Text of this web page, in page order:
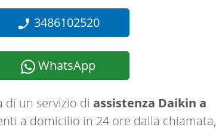
3486102520
WhatsApp
di un servizio di assistenza Daikin a
a domicilio in 24 ore dalla chiamata,